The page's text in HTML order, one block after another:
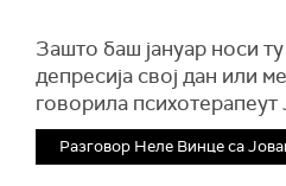
Зашто баш јануар носи
депресија свој дан или
говорила
Разговор Неле Винце са